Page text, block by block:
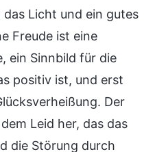
Licht und ein gutes
Freude ist eine
ein Sinnbild für die
positiv ist, und erst
Der
Leid her, das das
die Störung durch